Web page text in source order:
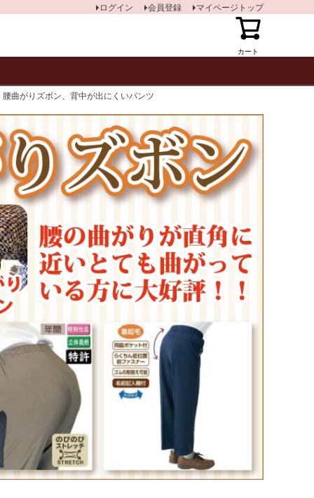
カート
ログイン 会員登録 マイページトップ
曲がりズボン、背中が出にくいパンツ